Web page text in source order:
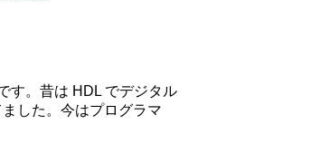
す。昔は HDL でデジタル
した。今はプログラマ